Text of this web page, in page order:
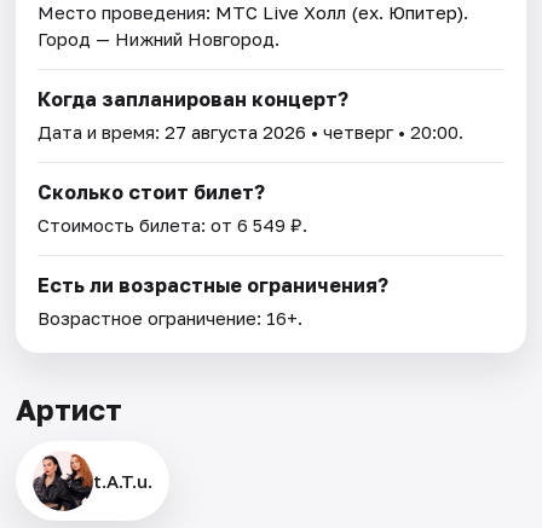
Место проведения: МТС Live Холл (ex. Юпитер).
Город — Нижний Новгород.
Когда запланирован концерт?
Дата и время:27 августа 2026 • четверг • 20:00.
Сколько стоит билет?
Стоимость билета: от 6 549 ₽.
Есть ли возрастные ограничения?
Возрастное ограничение: 16+.
Артист
t.A.T.u.